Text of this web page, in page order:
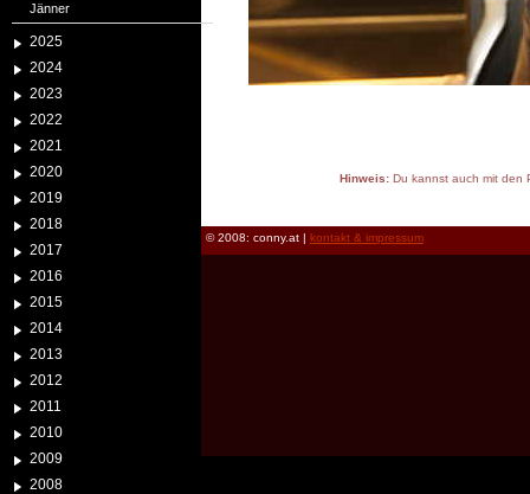
Jänner
2025
2024
2023
2022
2021
2020
2019
2018
2017
2016
2015
2014
2013
2012
2011
2010
2009
2008
Hinweis:Du kannst auch mit den
© 2008: conny.at | kontakt & impressum